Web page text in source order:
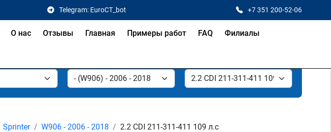
Telegram: EuroCT_bot +7 351 200-52-06
О нас Отзывы Главная Примеры работ FAQ Филиалы
Sprinter W906 - 2006 - 2018 2.2 CDI 211-311-411 109 л.с